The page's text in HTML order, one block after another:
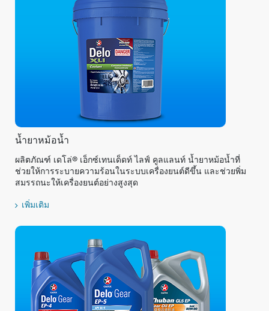
น้ำยาหม้อน้ำ
ผลิตภัณฑ์ เดโล่® เอ็กซ์เทนเด็ดท์ ไลฟ์ คูลแลนท์ น้ำยาหม้อน้ำที่
ช่วยให้การระบายความร้อนในระบบเครื่องยนต์ดีขึ้น และช่วยพิ่ม
สมรรถนะให้เครื่องยนต์อย่างสูงสุด
เพิ่มเติม